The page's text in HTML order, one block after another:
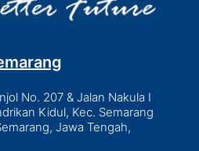
No. 207 & Jalan Nakula I
Kidul, Kec. Semarang
Jawa Tengah,